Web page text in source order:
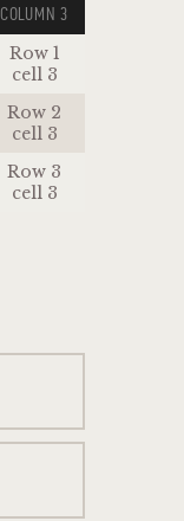
COLUMN 3
Row 1
cell 3
Row 2
cell 3
Row 3
cell 3